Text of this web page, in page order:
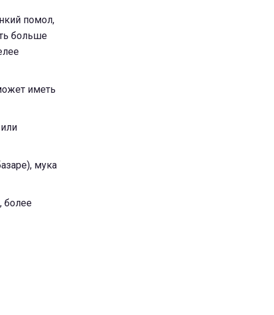
помол,
больше
иметь
мука
более